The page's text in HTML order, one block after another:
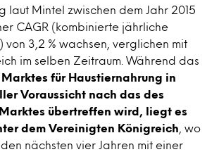
laut Mintel zwischen dem Jahr 2015
CAGR (kombinierte jährliche
von 3,2 % wachsen, verglichen mit
im selben Zeitraum. Während das
Marktes für Haustiernahrung in
Voraussicht nach das des
übertreffen wird, liegt es
dem Vereinigten Königreich , wo
nächsten vier Jahren mit einer